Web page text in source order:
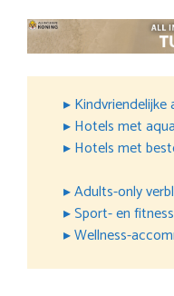
▸
▸ Hotels met
▸ Hotels met
▸ Adults-only
▸ Sport- en
▸ Wellness-